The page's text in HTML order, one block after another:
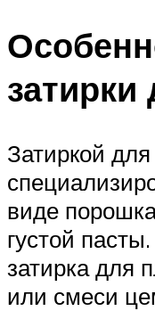
затирки
Затиркой
виде
густой
затирка для
или смеси